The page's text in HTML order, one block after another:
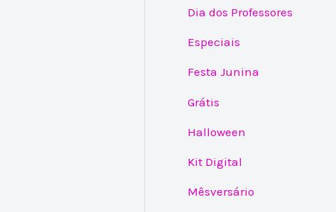
Dia dos Professores
Especiais
Festa Junina
Grátis
Halloween
Kit Digital
Mêsversário